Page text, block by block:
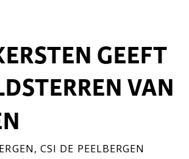
GEEFT
VAN
, CSI DE PEELBERGEN